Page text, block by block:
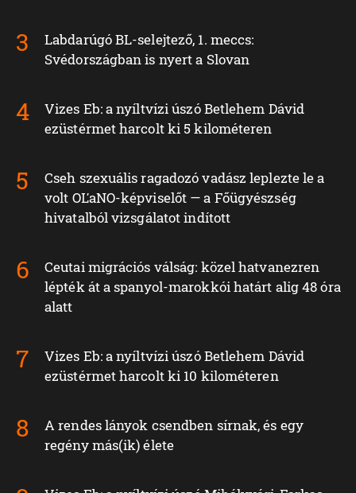
Labdarúgó BL-selejtező, 1. meccs:
Svédországban is nyert a Slovan
Vizes Eb: a nyíltvízi úszó Betlehem Dávid
ezüstérmet harcolt ki 5 kilométeren
Cseh szexuális ragadozó vadász leplezte le a
volt OĽaNO-képviselőt — a Főügyészség
hivatalból vizsgálatot indított
Ceutai migrációs válság: közel hatvanezren
lépték át a spanyol-marokkói határt alig 48 óra
alatt
Vizes Eb: a nyíltvízi úszó Betlehem Dávid
ezüstérmet harcolt ki 10 kilométeren
A rendes lányok csendben sírnak, és egy
regény más(ik) élete